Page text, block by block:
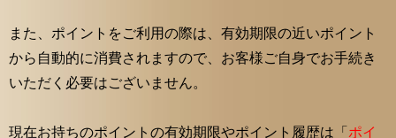
また、ポイントをご利用の際は、有効期限の近いポイント
から自動的に消費されますので、お客様ご自身でお手続き
いただく必要はございません。
現在お持ちのポイントの有効期限やポイント履歴は「ポイ